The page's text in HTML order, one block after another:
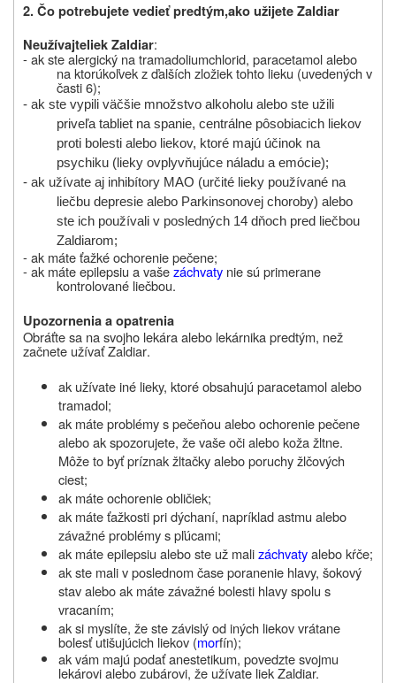
2.Čo potrebujete vedieť predtým,ako užijete Zaldiar
NeužívajteliekZaldiar:
-ak ste alergický natramadoliumchlorid, paracetamolalebo
na ktorúkoľvek z ďalších zložiek tohto lieku (uvedených v
časti 6);
- ak ste vypili väčšie množstvo alkoholu alebo ste užili
priveľa tabliet na spanie, centrálne pôsobiacich liekov
proti bolesti alebo liekov, ktoré majú účinok na
psychiku (lieky ovplyvňujúce náladu a emócie);
- ak užívate aj inhibítory MAO (určité lieky používané na
liečbu depresie alebo Parkinsonovej choroby) alebo
ste ich používali v posledných 14 dňoch pred liečbou
Zaldiarom;
- ak máte ťažké ochorenie pečene;
- ak máte epilepsiu a vašezáchvaty nie sú primerane
kontrolované liečbou.
Upozornenia a opatrenia
Obráťte sa na svojho lekára alebo lekárnika predtým, než
začnete užívaťZaldiar.
ak užívate iné lieky, ktoré obsahujú paracetamol alebo
tramadol;
ak máte problémy s pečeňou alebo ochorenie pečene
alebo ak spozorujete, že vaše oči alebo koža žltne.
Môže to byť príznak žltačky alebo poruchy žlčových
ciest;
ak máte ochorenie obličiek;
ak máte ťažkosti pri dýchaní, napríklad astmu alebo
závažné problémy s pľúcami;
ak máte epilepsiu alebo ste už malizáchvatyalebo kŕče;
ak ste mali v poslednom čase poranenie hlavy, šokový
stav alebo ak máte závažné bolesti hlavy spolu s
vracaním;
ak si myslíte, že ste závislý od iných liekov vrátane
bolesť utišujúcich liekov (morfín);
ak vám majú podať anestetikum, povedzte svojmu
lekárovi alebo zubárovi, že užívate liekZaldiar.